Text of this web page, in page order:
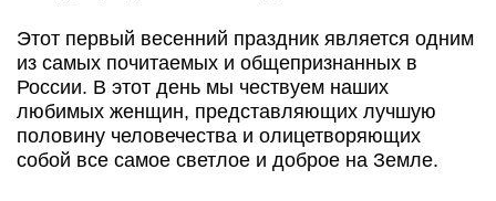
Этот первый весенний праздник является одним
из самых почитаемых и общепризнанных в
России. В этот день мы чествуем наших
любимых женщин, представляющих лучшую
половину человечества и олицетворяющих
собой все самое светлое и доброе на Земле.